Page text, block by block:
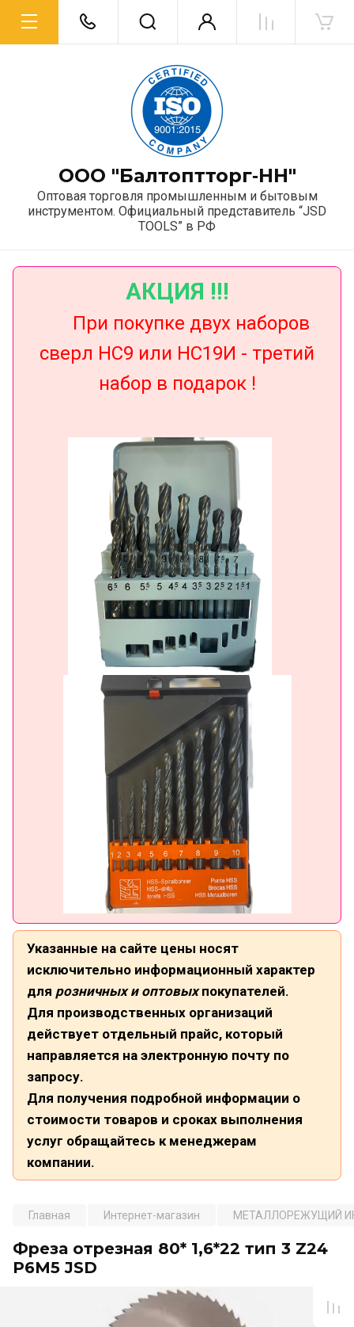
ООО "Балтоптторг‑НН"
Оптовая торговля промышленным и бытовым
инструментом. Официальный представитель “JSD
TOOLS” в РФ
АКЦИЯ !!!
При покупке двух наборов
сверл НС9 или НС19И - третий
набор в подарок !
Указанные на сайте цены носят
исключительно информационный характер
для розничных и оптовыхпокупателей.
Для производственных организаций
действует отдельный прайс, который
направляется на электронную почту по
запросу.
Для получения подробной информации о
стоимости товаров и сроках выполнения
услуг обращайтесь к менеджерам
компании.
Главная Интернет-магазин МЕТАЛЛОРЕЖУЩИЙ
Фреза отрезная 80* 1,6*22 тип 3 Z24
Р6М5 JSD